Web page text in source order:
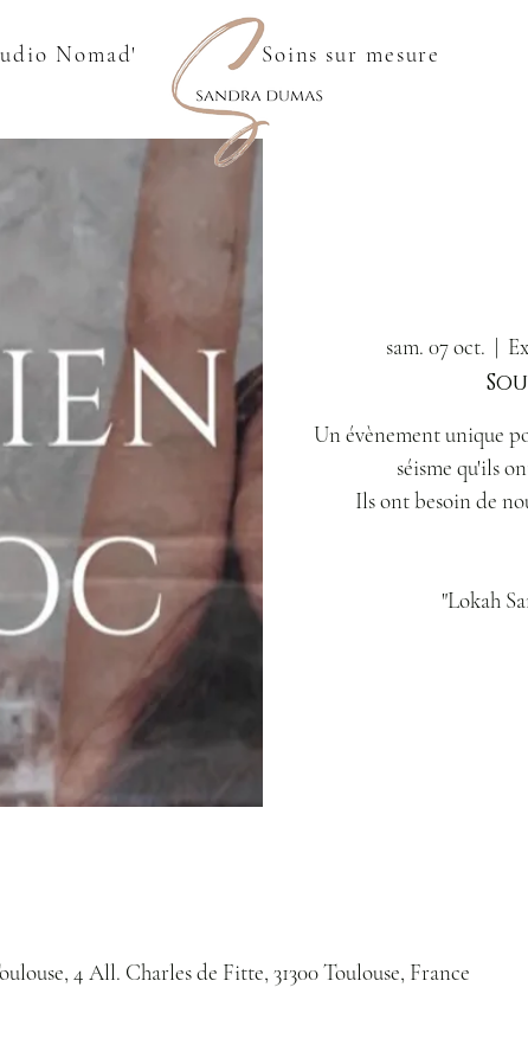
Nomad' Soins sur mesure
sam. 07 oct.
  |
Un évènement unique
séisme qu'ils
Ils ont besoin de
4 All. Charles de Fitte, 31300 Toulouse, France